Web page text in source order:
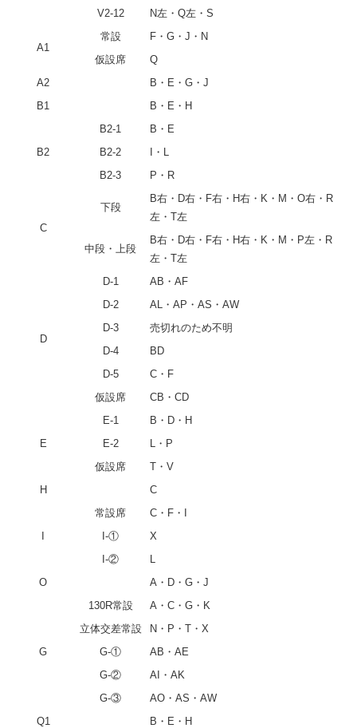
V2-12 N左・Q左・S
A1
常設
F・G・J・N
仮設席
Q
A2
B・E・G・J
B1
B・E・H
B2
B2-1
B・E
B2-2
I・L
B2-3
P・R
C
下段
B右・D右・F右・H右・K・M・O右・R
左・T左
中段・上段
B右・D右・F右・H右・K・M・P左・R
左・T左
D
D-1
AB・AF
D-2
AL・AP・AS・AW
D-3
売切れのため不明
D-4
BD
D-5
C・F
仮設席
CB・CD
E
E-1
B・D・H
E-2
L・P
仮設席
T・V
H
C
常設席
C・F・I
I-①
X
I-②
O
A・D・G・J
G
130R常設
A・C・G・K
立体交差常設
N・P・T・X
G-①
AB・AE
G-②
AI・AK
G-③
AO・AS・AW
Q1
B・E・H